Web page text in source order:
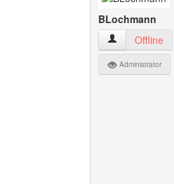
BLochmann
BLochmann
Offline
Administrator